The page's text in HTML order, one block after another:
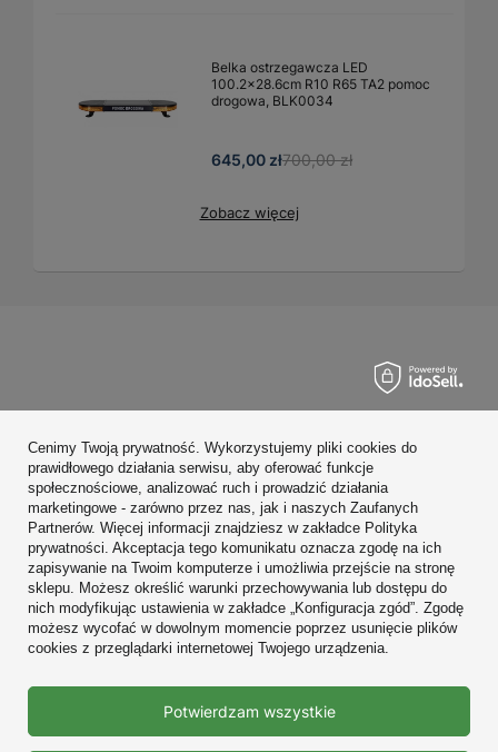
Belka ostrzegawcza LED
100.2x28.6cm R10 R65 TA2 pomoc
drogowa, BLK0034
645,00 zł700,00 zł
Zobacz więcej
Konto
Regulaminy
Zobacz również
W sklepie prezentujemy ceny brutto (z VAT).
Cenimy Twoją prywatność. Wykorzystujemy pliki cookies do
prawidłowego działania serwisu, aby oferować funkcje
społecznościowe, analizować ruch i prowadzić działania
marketingowe - zarówno przez nas, jak i naszych Zaufanych
Partnerów. Więcej informacji znajdziesz w zakładce Polityka
prywatności. Akceptacja tego komunikatu oznacza zgodę na ich
zapisywanie na Twoim komputerze i umożliwia przejście na stronę
sklepu. Możesz określić warunki przechowywania lub dostępu do
nich modyfikując ustawienia w zakładce „Konfiguracja zgód”. Zgodę
możesz wycofać w dowolnym momencie poprzez usunięcie plików
cookies z przeglądarki internetowej Twojego urządzenia.
Potwierdzam wszystkie